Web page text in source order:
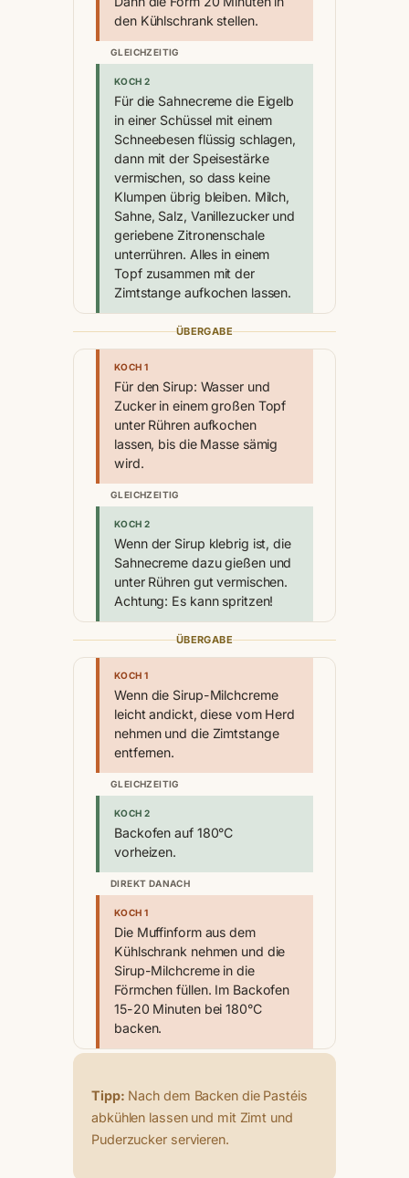
den Kühlschrank stellen.
GLEICHZEITIG
KOCH 2
Für die Sahnecreme die Eigelb
in einer Schüssel mit einem
Schneebesen flüssig schlagen,
dann mit der Speisestärke
vermischen, so dass keine
Klumpen übrig bleiben. Milch,
Sahne, Salz, Vanillezucker und
geriebene Zitronenschale
unterrühren. Alles in einem
Topf zusammen mit der
Zimtstange aufkochen lassen.
ÜBERGABE
KOCH 1
Für den Sirup: Wasser und
Zucker in einem großen Topf
unter Rühren aufkochen
lassen, bis die Masse sämig
wird.
GLEICHZEITIG
KOCH 2
Wenn der Sirup klebrig ist, die
Sahnecreme dazu gießen und
unter Rühren gut vermischen.
Achtung: Es kann spritzen!
ÜBERGABE
KOCH 1
Wenn die Sirup-Milchcreme
leicht andickt, diese vom Herd
nehmen und die Zimtstange
entfernen.
GLEICHZEITIG
KOCH 2
Backofen auf 180°C
vorheizen.
DIREKT DANACH
KOCH 1
Die Muffinform aus dem
Kühlschrank nehmen und die
Sirup-Milchcreme in die
Förmchen füllen. Im Backofen
15-20 Minuten bei 180°C
backen.
Tipp: Nach dem Backen die Pastéis
abkühlen lassen und mit Zimt und
Puderzucker servieren.